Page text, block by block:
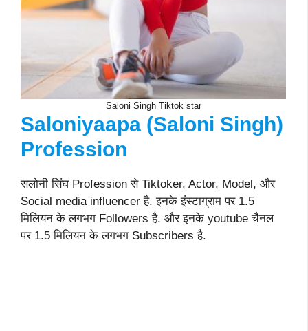
Saloni Singh Tiktok star
Saloniyaapa (Saloni Singh)
Profession
सलोनी सिंघ Profession से Tiktoker, Actor, Model, और
Social media influencer है. इनके इंस्टाग्राम पर 1.5
मिलियन के लगभग Followers है. और इनके youtube चैनल
पर 1.5 मिलियन के लगभग Subscribers है.